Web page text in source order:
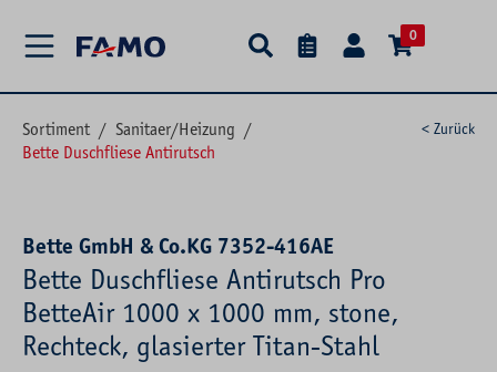
0
Sortiment / Sanitaer/Heizung /
Bette Duschfliese Antirutsch
< Zurück
Bette GmbH & Co.KG 7352-416AE
Bette Duschfliese Antirutsch Pro
BetteAir 1000 x 1000 mm, stone,
Rechteck, glasierter Titan-Stahl